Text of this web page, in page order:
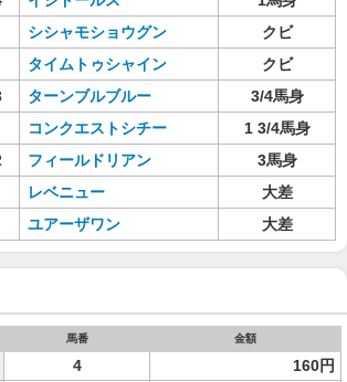
シシャモショウグン
クビ
タイムトゥシャイン
クビ
ターンブルブルー
3/4馬身
コンクエストシチー
1 3/4馬身
フィールドリアン
3馬身
レベニュー
大差
ユアーザワン 大差
馬番 金額
4 160円